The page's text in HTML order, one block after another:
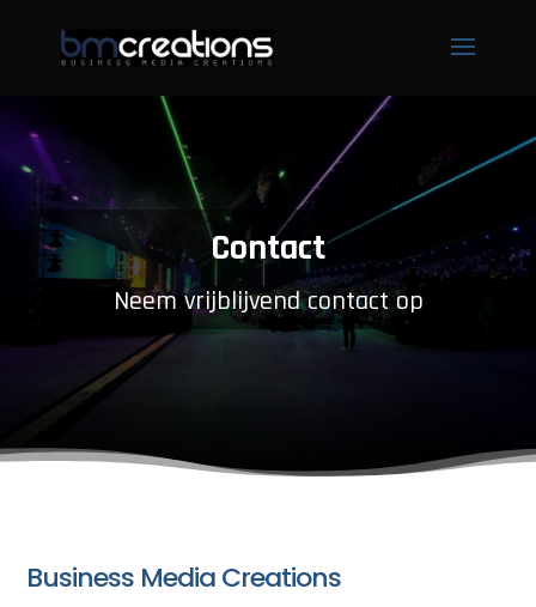
Contact
Neem vrijblijvend contact op
Business Media Creations